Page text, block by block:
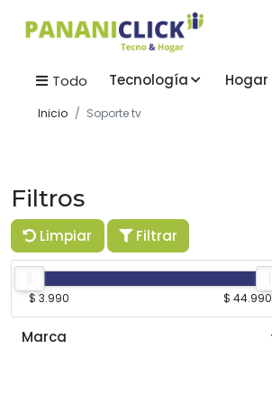
Todo Tecnología Hogar
Inicio Soporte tv
Filtros
Limpiar Filtrar
$ 3.990 $ 44.990
Marca